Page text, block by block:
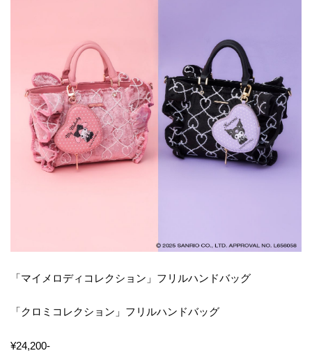
「マイメロディコレクション」フリルハンドバッグ
「クロミコレクション」フリルハンドバッグ
¥24,200‐